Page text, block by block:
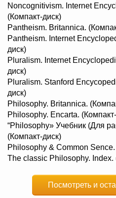
Noncognitivism. Internet
(Компакт-диск)
Pantheism. Britannica.
Pantheism. Internet
диск)
Pluralism. Internet
диск)
Pluralism. Stanford
диск)
Philosophy. Britannica.
Philosophy. Encarta.
“Philosophy» Учебник (Для
(Компакт-диск)
Philosophy & Common
The classic Philosophy. Index.
Посмотреть и